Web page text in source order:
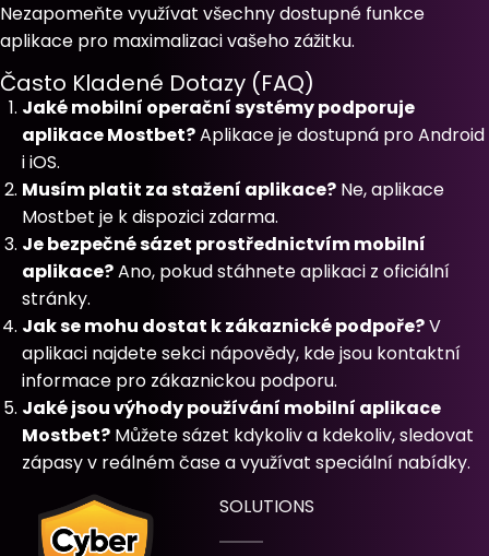
Nezapomeňte využívat všechny dostupné funkce
aplikace pro maximalizaci vašeho zážitku.
Často Kladené Dotazy (FAQ)
Jaké mobilní operační systémy podporuje
aplikace Mostbet?Aplikace je dostupná pro Android
i iOS.
Musím platit za stažení aplikace? Ne, aplikace
Mostbet je k dispozici zdarma.
Je bezpečné sázet prostřednictvím mobilní
aplikace?Ano, pokud stáhnete aplikaci z oficiální
stránky.
Jak se mohu dostat k zákaznické podpoře?V
aplikaci najdete sekci nápovědy, kde jsou kontaktní
informace pro zákaznickou podporu.
Jaké jsou výhody používání mobilní aplikace
Mostbet? Můžete sázet kdykoliv a kdekoliv, sledovat
zápasy v reálném čase a využívat speciální nabídky.
SOLUTIONS